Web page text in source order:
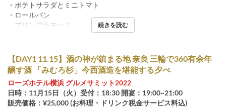
・ポテトサラダとミニトマト
・ロールパン
・プリンアラモード
続きを読む
【DAY1 11.15】酒の神が鎮まる地 奈良 三輪で360有余年
醸す酒 「みむろ杉」今西酒造を堪能する夕べ
ローズホテル横浜 グルメサミット2022
日時：11月15日（火）受付：18:30 開宴：19:00~21:00
販売価格：¥25,000 (お料理・ドリンク税金サービス料込)